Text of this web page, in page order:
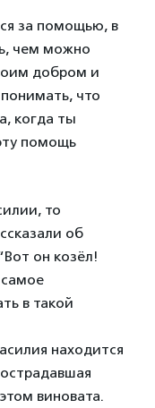
за помощью, в
чем можно
добром и
что
когда ты
помощь
то
об
он козёл!
в такой
находится
виновата.